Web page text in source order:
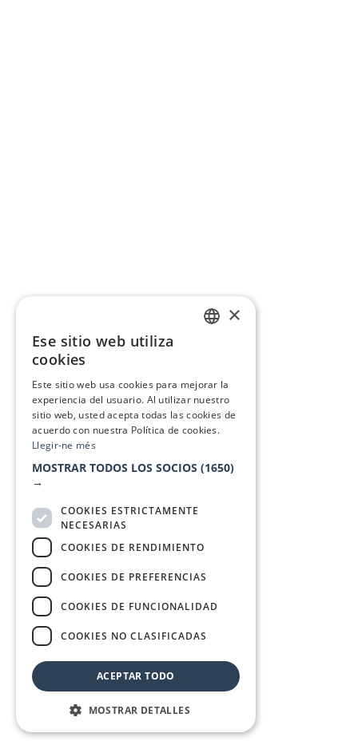
×
Ese sitio web utiliza
cookies
Este sitio web usa cookies para mejorar la
experiencia del usuario. Al utilizar nuestro
sitio web, usted acepta todas las cookies de
acuerdo con nuestra Política de cookies.
Llegir-ne més
MOSTRAR TODOS LOS SOCIOS (1650)
→
COOKIES ESTRICTAMENTE
NECESARIAS
COOKIES DE RENDIMIENTO
COOKIES DE PREFERENCIAS
COOKIES DE FUNCIONALIDAD
COOKIES NO CLASIFICADAS
ACEPTAR TODO
MOSTRAR DETALLES